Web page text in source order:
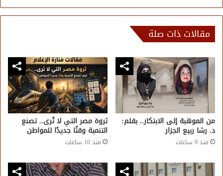
مقالات ذات صلة
من الموهبة إلى الابتكار.. بقلم:
د. رشا ربيع الجزار
منذ 9 ساعات
​ثروة مصر التي لا تُرى.. تصنع
التنمية وقتًا جديدًا للمواطن
منذ 10 ساعات